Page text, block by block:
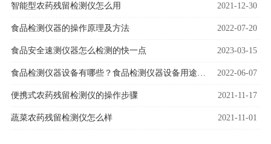
智能型农药残留检测仪怎么用 2021-12-30
食品检测仪器的操作原理及方法 2022-07-20
食品安全速测仪器怎么检测的快一点 2023-03-15
2022-06-07
便携式农药残留检测仪的操作步骤 2021-11-17
蔬菜农药残留检测仪怎么样 2021-11-01